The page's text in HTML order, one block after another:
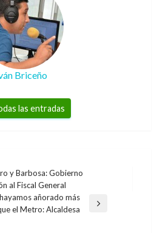
Briceño
las entradas
y Barbosa: Gobierno
al Fiscal General
añorado más
el Metro: Alcaldesa